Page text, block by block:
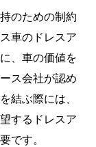
のための制約
車のドレスア
、車の価値を
ス会社が認め
結ぶ際には、
するドレスア
です。